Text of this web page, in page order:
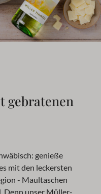
gebratenen
genieße
mit den leckersten
- Maultaschen
Denn unser Müller-